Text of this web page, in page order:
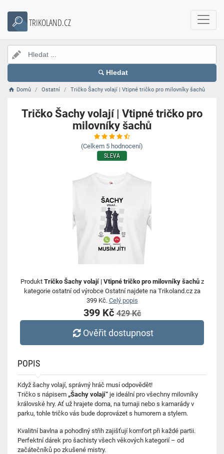
TRIKOLAND.CZ
Hledat
Domů Ostatní Tričko Šachy volají | Vtipné tričko pro milovníky šachů
Tričko Šachy volají | Vtipné tričko pro
milovníky šachů
(Celkem 5 hodnocení)
SLEVA
Produkt Tričko Šachy volají | Vtipné tričko pro milovníky šachůz
kategorie ostatní od výrobce Ostatní najdete na Trikoland.cz za
399 Kč. Celý popis
399 Kč429 Kč
Ověřit dostupnost
POPIS
Když šachy volají, správný hráč musí odpovědět!
Tričko s nápisem „Šachy volají“ je ideální pro všechny milovníky
královské hry. Ať už hrajete doma, na turnaji nebo s kamarády v
parku, tohle tričko vás bude doprovázet s humorem a stylem.
Kvalitní bavlna a pohodlný střih zajišťují komfort při každé partii.
Perfektní dárek pro šachisty všech věkových kategorií – od
začátečníků po zkušené mistry.